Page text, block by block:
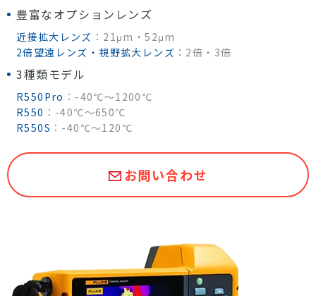
豊富なオプションレンズ
近接拡大レンズ ：21μm・52μm
2倍望遠レンズ・視野拡大レンズ ：2倍・3倍
3種類モデル
R550Pro ：-40℃～1200℃
R550 ：-40℃～650℃
R550S ：-40℃～120℃
お問い合わせ